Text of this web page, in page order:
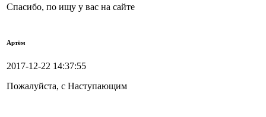
Спасибо, по ищу у вас на сайте
Артём
2017-12-22 14:37:55
Пожалуйста, с Наступающим